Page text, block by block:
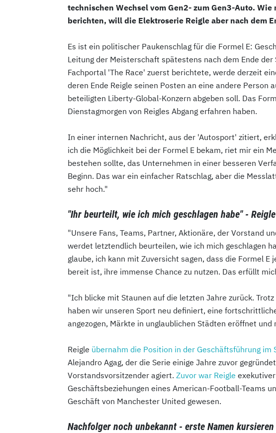
technischen Wechsel vom Gen2- zum Gen3-Auto.
berichten, will die Elektroserie Reigle aber nach dem
Es ist ein politischer Paukenschlag für die Formel E:
Leitung der Meisterschaft spätestens nach dem Ende der
Fachportal 'The Race' zuerst berichtete, werde derzeit
deren Ende Reigle seinen Posten an eine andere Person
beteiligten Liberty-Global-Konzern abgeben soll. Das
Dienstagmorgen von Reigles Abgang erfahren haben.
In einer internen Nachricht, aus der 'Autosport' zitiert,
ich die Möglichkeit bei der Formel E bekam, riet mir ein
bestehen sollte, das Unternehmen in einer besseren
Beginn. Das war ein einfacher Ratschlag, aber die
sehr hoch."
"Ihr beurteilt, wie ich mich geschlagen habe" -
"Unsere Fans, Teams, Partner, Aktionäre, der Vorstand
werdet letztendlich beurteilen, wie ich mich geschlagen
glaube, ich kann mit Zuversicht sagen, dass die Formel
bereit ist, ihre immense Chance zu nutzen. Das erfüllt
"Ich blicke mit Staunen auf die letzten Jahre zurück.
haben wir unseren Sport neu definiert, eine
angezogen, Märkte in unglaublichen Städten eröffnet
Reigle übernahm die Position in der Geschäftsführung im
Alejandro Agag, der die Serie einige Jahre zuvor
Vorstandsvorsitzender agiert. Zuvor war Reigle
Geschäftsbeziehungen eines American-Football-Teams
Geschäft von Manchester United gewesen.
Nachfolger noch unbekannt - erste Namen kursieren